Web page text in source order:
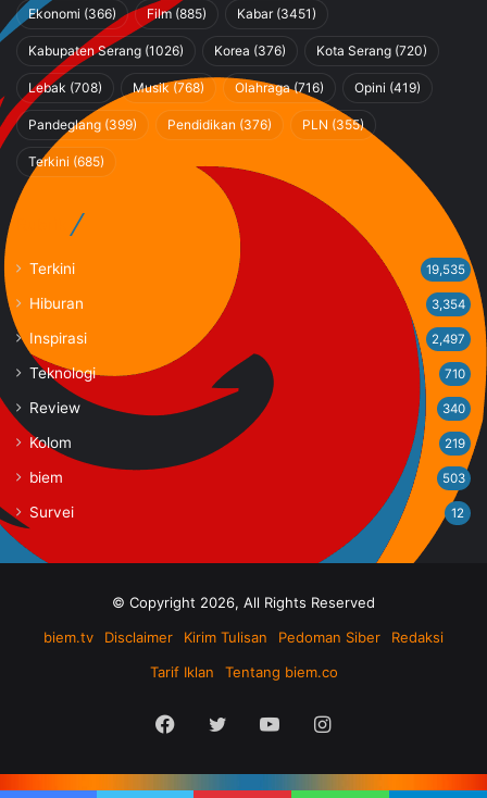
Ekonomi (366) Film(885) Kabar(3451)
Kabupaten Serang (1026) Korea (376) Kota Serang (720)
Lebak (708) Musik(768) Olahraga(716) Opini (419)
Pandeglang (399) Pendidikan (376) PLN (355)
Terkini (685)
Terkini 19,535
Hiburan 3,354
Inspirasi 2,497
Teknologi 710
Review 340
Kolom 219
biem 503
Survei 12
© Copyright 2026, All Rights Reserved
biem.tv
Disclaimer Kirim Tulisan Pedoman Siber
Redaksi
Tarif Iklan
Tentang biem.co
Facebook
Twitter YouTubeInstagram